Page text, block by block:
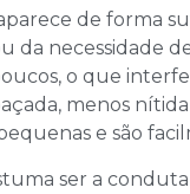
de forma
da necessidade
o que
menos nítida
e são
ser a